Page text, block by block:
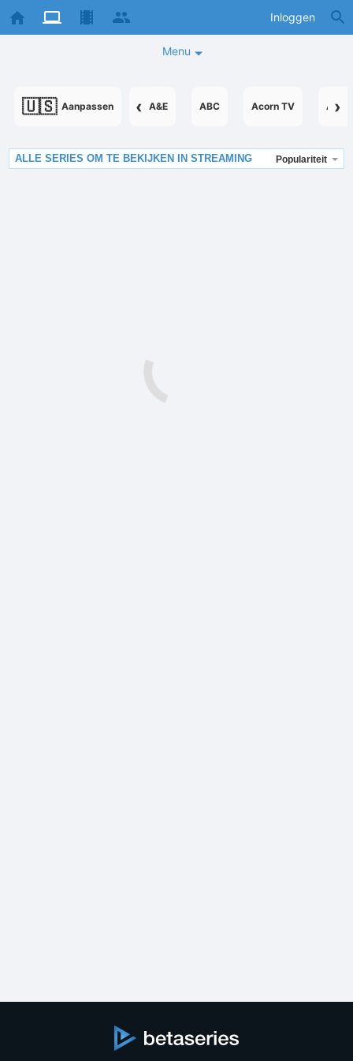
Inloggen
Menu
🇺🇸 Aanpassen ‹ ›
A&E ABC Acorn TV
ALLE SERIES OM TE BEKIJKEN IN STREAMING Populariteit